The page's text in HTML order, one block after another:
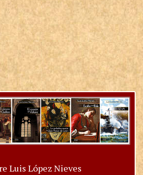
Luis López Nieves